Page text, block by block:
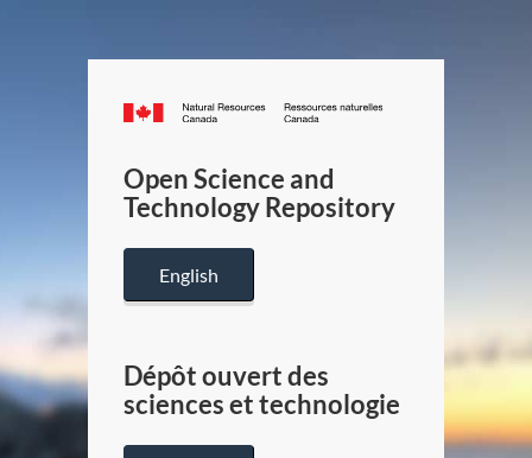
Canada.ca
/
Canada
Open Science and
Technology Repository
English
Dépôt ouvert des
sciences et technologie